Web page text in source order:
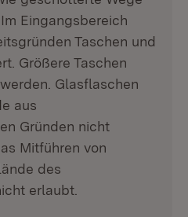
Eingangsbereich
Taschen und
Größere Taschen
Glasflaschen
aus
Gründen nicht
Mitführen von
des
erlaubt.